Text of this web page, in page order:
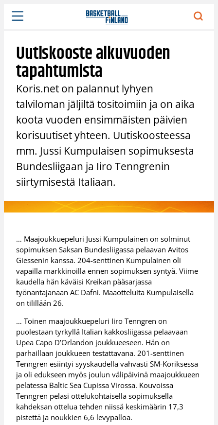
Siirry
sisältöön
Uutiskooste alkuvuoden
tapahtumista
Koris.net on palannut lyhyen
talviloman jäljiltä tositoimiin ja on aika
koota vuoden ensimmäisten päivien
korisuutiset yhteen. Uutiskoosteessa
mm. Jussi Kumpulaisen sopimuksesta
Bundesliigaan ja Iiro Tenngrenin
siirtymisestä Italiaan.
… Maajoukkuepeluri Jussi Kumpulainen on solminut
sopimuksen Saksan Bundesliigassa pelaavan Avitos
Giessenin kanssa. 204-senttinen Kumpulainen oli
vapailla markkinoilla ennen sopimuksen syntyä. Viime
kaudella hän käväisi Kreikan pääsarjassa
työnantajanaan AC Dafni. Maaotteluita Kumpulaisella
on tilillään 26.
… Toinen maajoukkuepeluri Iiro Tenngren on
puolestaan tyrkyllä Italian kakkosliigassa pelaavaan
Upea Capo D’Orlandon joukkueeseen. Hän on
parhaillaan joukkueen testattavana. 201-senttinen
Tenngren esiintyi syyskaudella vahvasti SM-Koriksessa
ja oli edukseen myös joulun välipäivinä maajoukkueen
pelatessa Baltic Sea Cupissa Virossa. Kouvoissa
Tenngren pelasi ottelukohtaisella sopimuksella
kahdeksan ottelua tehden niissä keskimäärin 17,3
pistettä ja noukkien 6,6 levypalloa.